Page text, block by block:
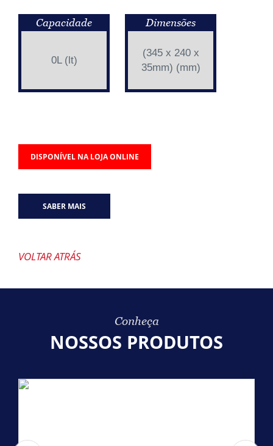
Capacidade
0L (lt)
Dimensões
(345 x 240 x
35mm) (mm)
DISPONÍVEL NA LOJA ONLINE
SABER MAIS
VOLTAR ATRÁS
Conheça
NOSSOS PRODUTOS